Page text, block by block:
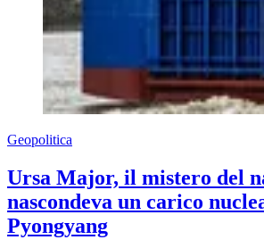
Geopolitica
Ursa Major, il mistero del
nascondeva un carico
Pyongyang